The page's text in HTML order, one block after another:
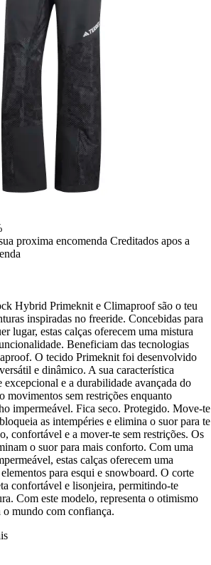
proxima encomenda Creditados apos a
Hybrid Primeknit e Climaproof são o teu
inspiradas no freeride. Concebidas para
lugar, estas calças oferecem uma mistura
Beneficiam das tecnologias
O tecido Primeknit foi desenvolvido
e dinâmico. A sua característica
excepcional e a durabilidade avançada do
movimentos sem restrições enquanto
impermeável. Fica seco. Protegido. Move-te
as intempéries e elimina o suor para te
confortável e a mover-te sem restrições. Os
o suor para mais conforto. Com uma
estas calças oferecem uma
para esqui e snowboard. O corte
confortável e lisonjeira, permitindo-te
Com este modelo, representa o otimismo
o mundo com confiança.